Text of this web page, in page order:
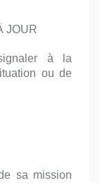
JOUR
à la
ou de
sa mission